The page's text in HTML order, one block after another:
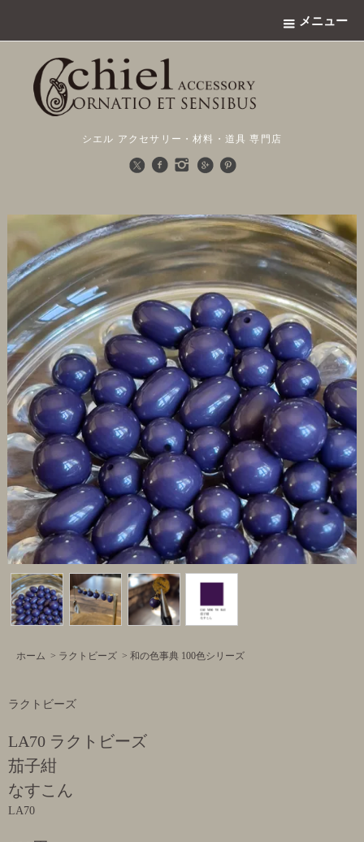
メニュー
シエル アクセサリー・材料・道具 専門店
ホーム > ラクトビーズ > 和の色事典 100色シリーズ
ラクトビーズ
LA70 ラクトビーズ
茄子紺
なすこん
LA70